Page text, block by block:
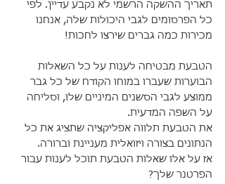
תאריך ההשקה הרשמי לא נקבע עדיין. לפי
כל הפרסומים לגבי היכולות שלה, אנחנו
מכירות כמה גברים שירצו לחכות!
הטבעת מבטיחה לענות על כל השאלות
הבוערות שעברו במוחו הקודח של כל גבר
ממוצע לגבי הסשנים המיניים שלו, וסליחה
על השפה המדעית.
את הטבעת תלווה אפליקציה שתציג את כל
הנתונים בצורה ויזואלית מעניינת וברורה.
אז על אלו שאלות הטבעת תוכל לענות עבור
הפרטנר שלך?